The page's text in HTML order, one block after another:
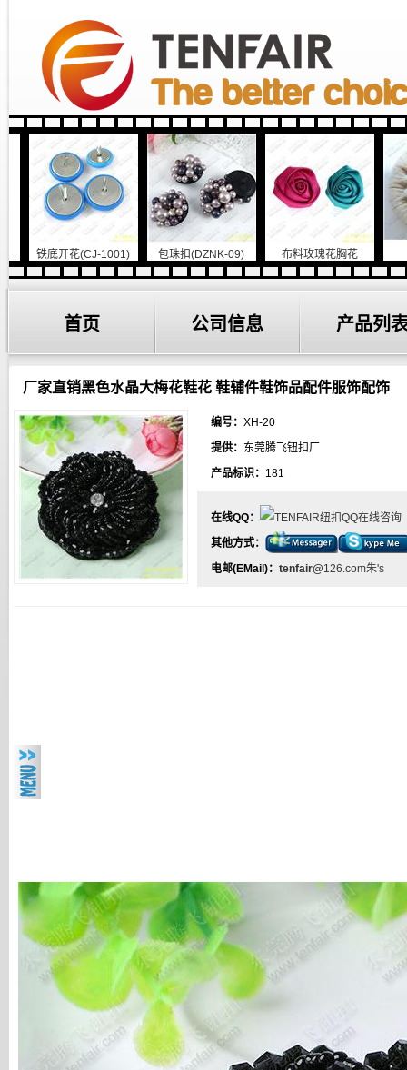
(DZNK-09) 布料玫瑰花胸花 织线钮 菊花形唐装钮
首页 公司信息 产品列
厂家直销黑色水晶大梅花鞋花 鞋辅件鞋饰品配件服饰配饰
编号： XH-20
提供： 东莞腾飞钮扣厂
产品标识： 181
在线QQ：
其他方式：
电邮(EMail)：
126.com朱's
tenfair@